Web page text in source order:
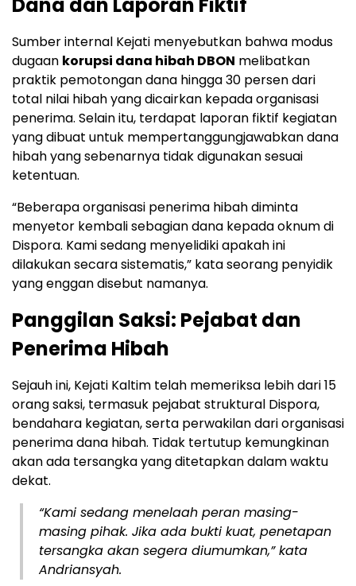
Dana dan Laporan Fiktif
Sumber internal Kejati menyebutkan bahwa modus
dugaan korupsi dana hibah DBON melibatkan
praktik pemotongan dana hingga 30 persen dari
total nilai hibah yang dicairkan kepada organisasi
penerima. Selain itu, terdapat laporan fiktif kegiatan
yang dibuat untuk mempertanggungjawabkan dana
hibah yang sebenarnya tidak digunakan sesuai
ketentuan.
“Beberapa organisasi penerima hibah diminta
menyetor kembali sebagian dana kepada oknum di
Dispora. Kami sedang menyelidiki apakah ini
dilakukan secara sistematis,” kata seorang penyidik
yang enggan disebut namanya.
Panggilan Saksi: Pejabat dan
Penerima Hibah
Sejauh ini, Kejati Kaltim telah memeriksa lebih dari 15
orang saksi, termasuk pejabat struktural Dispora,
bendahara kegiatan, serta perwakilan dari organisasi
penerima dana hibah. Tidak tertutup kemungkinan
akan ada tersangka yang ditetapkan dalam waktu
dekat.
“Kami sedang menelaah peran masing-
masing pihak. Jika ada bukti kuat, penetapan
tersangka akan segera diumumkan,” kata
Andriansyah.